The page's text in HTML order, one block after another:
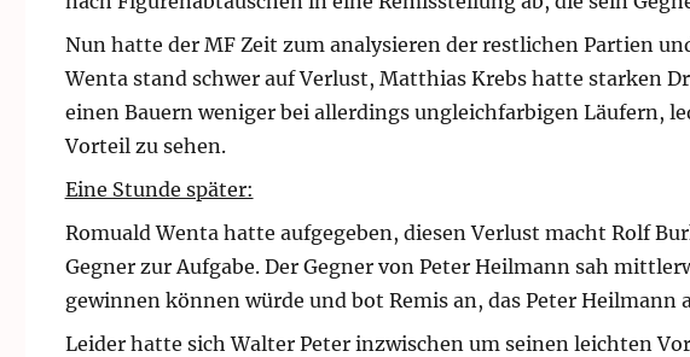
Nun hatte der MF Zeit zum analysieren der restlichen Partien
Wenta stand schwer auf Verlust, Matthias Krebs hatte starken
einen Bauern weniger bei allerdings ungleichfarbigen Läufern,
Vorteil zu sehen.
Eine Stunde später:
Romuald Wenta hatte aufgegeben, diesen Verlust macht Rolf
Gegner zur Aufgabe. Der Gegner von Peter Heilmann sah
gewinnen können würde und bot Remis an, das Peter Heilmann
Leider hatte sich Walter Peter inzwischen um seinen leichten